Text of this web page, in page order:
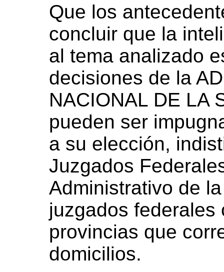
Que los
concluir que la
al tema analizado
decisiones de la
NACIONAL DE LA
pueden ser
a su elección,
Juzgados
Administrativo de
juzgados federales
provincias que
domicilios.